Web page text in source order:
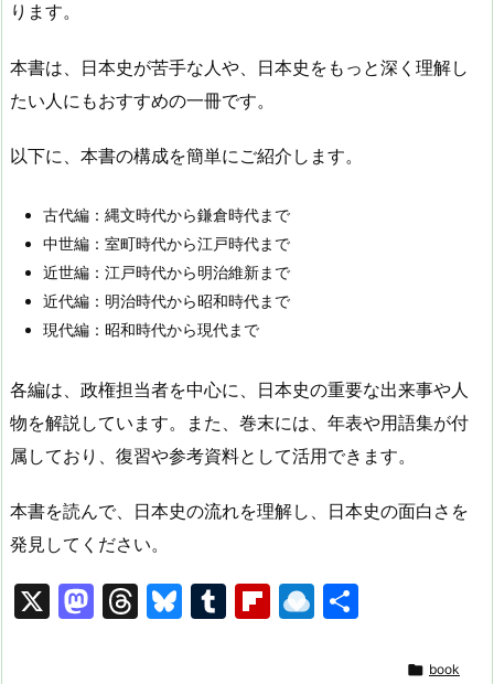
ります。
本書は、日本史が苦手な人や、日本史をもっと深く理解し
たい人にもおすすめの一冊です。
以下に、本書の構成を簡単にご紹介します。
古代編：縄文時代から鎌倉時代まで
中世編：室町時代から江戸時代まで
近世編：江戸時代から明治維新まで
近代編：明治時代から昭和時代まで
現代編：昭和時代から現代まで
各編は、政権担当者を中心に、日本史の重要な出来事や人
物を解説しています。また、巻末には、年表や用語集が付
属しており、復習や参考資料として活用できます。
本書を読んで、日本史の流れを理解し、日本史の面白さを
発見してください。
X
M T
Bl T
Fl R
 book